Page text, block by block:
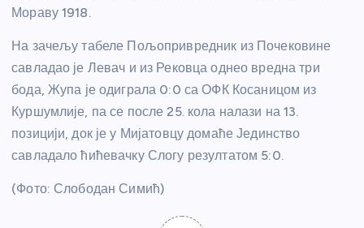
Мораву 1918.
На зачељу табеле Пољопривредник из Почековине
савладао је Левач и из Рековца однео вредна три
бода, Жупа је одиграла 0:0 са ОФК Косаницом из
Куршумлије, па се после 25. кола налази на 13.
позицији, док је у Мијатовцу домаће Јединство
савладало ћићевачку Слогу резултатом 5:0.
(Фото: Слободан Симић)